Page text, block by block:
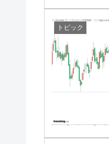
『Money1』
『Money1』
『Money1』
トピック